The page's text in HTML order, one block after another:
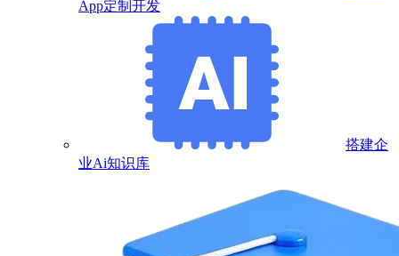
App定制开发
搭建企
业Ai知识库